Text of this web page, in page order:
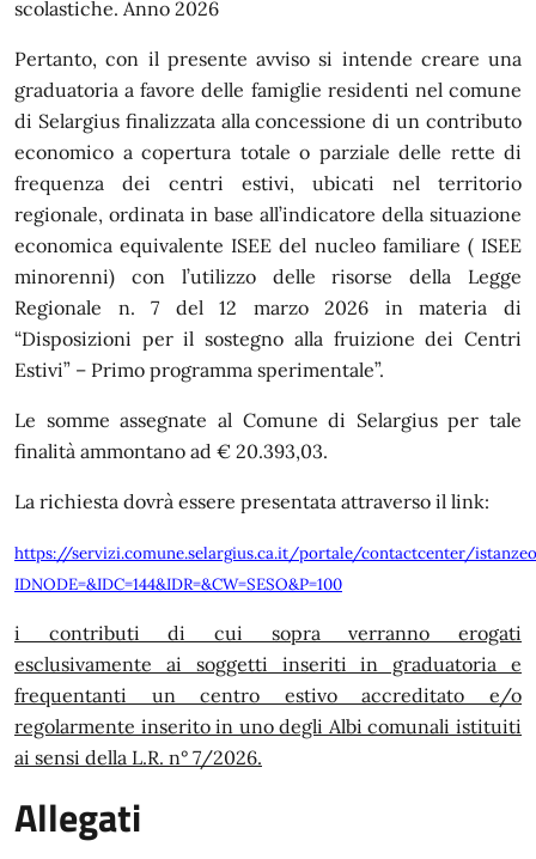
scolastiche. Anno 2026
Pertanto, con il presente avviso si intende creare una
graduatoria a favore delle famiglie residenti nel comune
di Selargius finalizzata alla concessione di un contributo
economico a copertura totale o parziale delle rette di
frequenza dei centri estivi, ubicati nel territorio
regionale, ordinata in base all’indicatore della situazione
economica equivalente ISEE del nucleo familiare ( ISEE
minorenni) con l’utilizzo delle risorse della Legge
Regionale n. 7 del 12 marzo 2026 in materia di
“Disposizioni per il sostegno alla fruizione dei Centri
Estivi” – Primo programma sperimentale”.
Le somme assegnate al Comune di Selargius per tale
finalità ammontano ad € 20.393,03.
La richiesta dovrà essere presentata attraverso il link:
https://servizi.comune.selargius.ca.it/portale/contactcenter/
IDNODE=&IDC=144&IDR=&CW=SESO&P=100
i contributi di cui sopra verranno erogati
esclusivamente ai soggetti inseriti in graduatoria e
frequentanti un centro estivo accreditato e/o
regolarmente inserito in uno degli Albi comunali istituiti
ai sensi della L.R. n° 7/2026.
Allegati